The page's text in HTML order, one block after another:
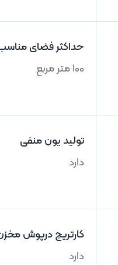
حداکثر فضای
100 متر مربع
تولید یون منفی
دارد
کارتریج درپوش
دارد